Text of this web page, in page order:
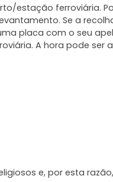
estação ferroviária.
Se a
placa com o seu
A hora pode ser
e, por esta